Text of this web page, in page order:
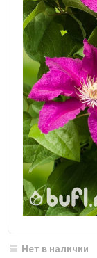
Нет в наличии